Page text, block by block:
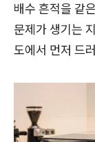
배수 흔적을 같
문제가 생기는
도에서 먼저 드